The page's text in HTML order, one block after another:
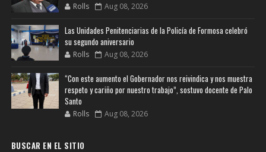
Rolls Aug 08, 2026
Las Unidades Penitenciarias de la Policía de Formosa celebró
su segundo aniversario
Rolls Aug 08, 2026
“Con este aumento el Gobernador nos reivindica y nos muestra
respeto y cariño por nuestro trabajo”, sostuvo docente de Palo
Santo
Rolls Aug 08, 2026
BUSCAR EN EL SITIO